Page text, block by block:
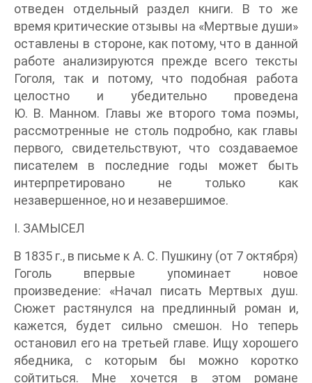
отведен отдельный раздел книги. В то же
время критические отзывы на «Мертвые души»
оставлены в стороне, как потому, что в данной
работе анализируются прежде всего тексты
Гоголя, так и потому, что подобная работа
целостно и убедительно проведена
Ю. В. Манном. Главы же второго тома поэмы,
рассмотренные не столь подробно, как главы
первого, свидетельствуют, что создаваемое
писателем в последние годы может быть
интерпретировано не только как
незавершенное, но и незавершимое.
I. ЗАМЫСЕЛ
В 1835 г., в письме к А. С. Пушкину (от 7 октября)
Гоголь впервые упоминает новое
произведение: «Начал писать Мертвых душ.
Сюжет растянулся на предлинный роман и,
кажется, будет сильно смешон. Но теперь
остановил его на третьей главе. Ищу хорошего
ябедника, с которым бы можно коротко
сойтиться. Мне хочется в этом романе